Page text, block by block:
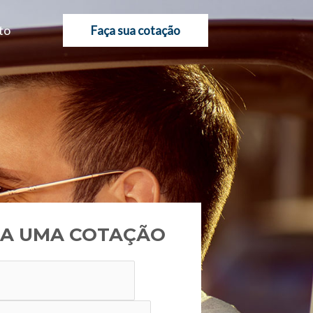
Faça sua cotação
UMA COTAÇÃO